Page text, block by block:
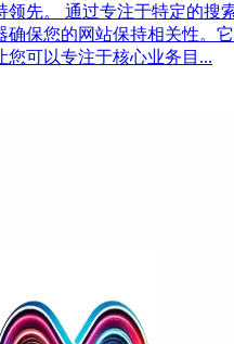
领先。 通过专注于特定的搜
确保您的网站保持相关性。
您可以专注于核心业务目...